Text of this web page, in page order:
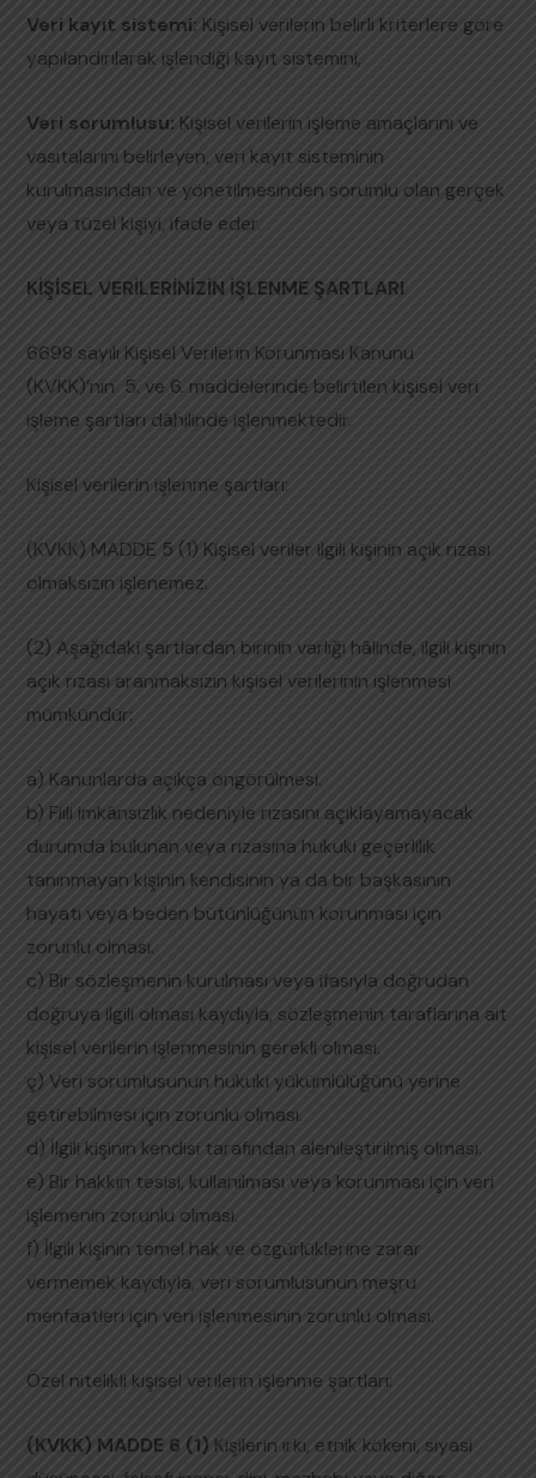
Veri kayıt sistemi: Kişisel verilerin belirli kriterlere göre
yapılandırılarak işlendiği kayıt sistemini,
Veri sorumlusu: Kişisel verilerin işleme amaçlarını ve
vasıtalarını belirleyen, veri kayıt sisteminin
kurulmasından ve yönetilmesinden sorumlu olan gerçek
veya tüzel kişiyi, ifade eder.
KİŞİSEL VERİLERİNİZİN İŞLENME ŞARTLARI
6698 sayılı Kişisel Verilerin Korunması Kanunu
(KVKK)’nın 5. ve 6. maddelerinde belirtilen kişisel veri
işleme şartları dâhilinde işlenmektedir.
Kişisel verilerin işlenme şartları:
(KVKK) MADDE 5 (1) Kişisel veriler ilgili kişinin açık rızası
olmaksızın işlenemez.
(2) Aşağıdaki şartlardan birinin varlığı hâlinde, ilgili kişinin
açık rızası aranmaksızın kişisel verilerinin işlenmesi
mümkündür:
a) Kanunlarda açıkça öngörülmesi.
b) Fiili imkânsızlık nedeniyle rızasını açıklayamayacak
durumda bulunan veya rızasına hukuki geçerlilik
tanınmayan kişinin kendisinin ya da bir başkasının
hayatı veya beden bütünlüğünün korunması için
zorunlu olması.
c) Bir sözleşmenin kurulması veya ifasıyla doğrudan
doğruya ilgili olması kaydıyla, sözleşmenin taraflarına ait
kişisel verilerin işlenmesinin gerekli olması.
ç) Veri sorumlusunun hukuki yükümlülüğünü yerine
getirebilmesi için zorunlu olması.
d) İlgili kişinin kendisi tarafından alenileştirilmiş olması.
e) Bir hakkın tesisi, kullanılması veya korunması için veri
işlemenin zorunlu olması.
f) İlgili kişinin temel hak ve özgürlüklerine zarar
vermemek kaydıyla, veri sorumlusunun meşru
menfaatleri için veri işlenmesinin zorunlu olması.
Özel nitelikli kişisel verilerin işlenme şartları:
(KVKK) MADDE 6 (1) Kişilerin ırkı, etnik kökeni, siyasi